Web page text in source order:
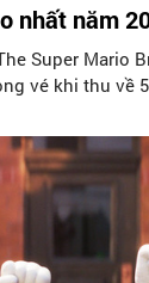
nhất năm
Super Mario
vé khi thu về